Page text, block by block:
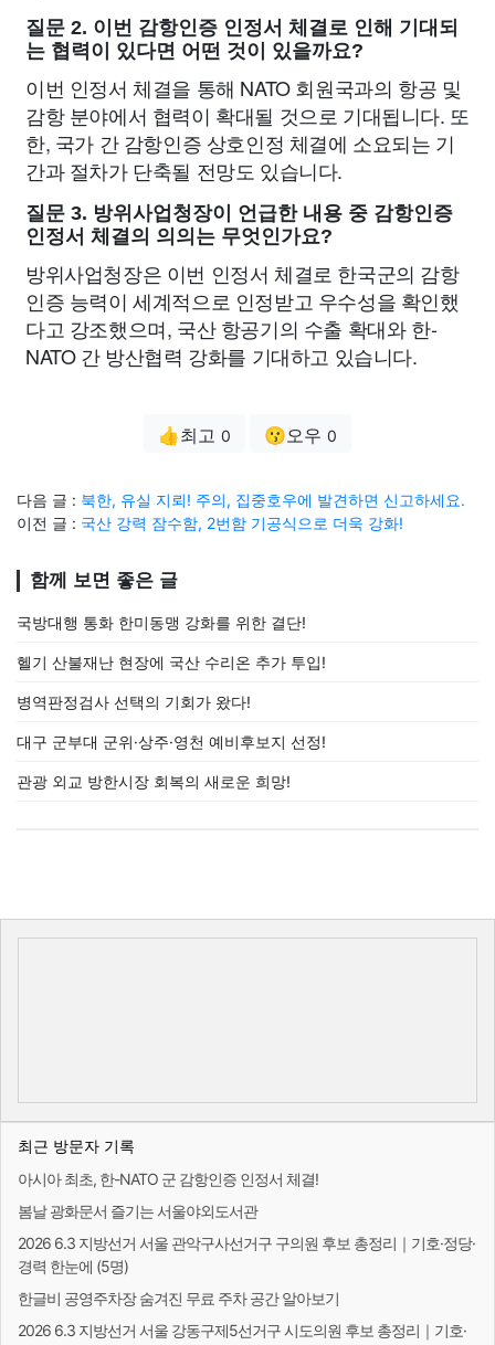
질문 2. 이번 감항인증 인정서 체결로 인해 기대되
는 협력이 있다면 어떤 것이 있을까요?
이번 인정서 체결을 통해 NATO 회원국과의 항공 및
감항 분야에서 협력이 확대될 것으로 기대됩니다. 또
한, 국가 간 감항인증 상호인정 체결에 소요되는 기
간과 절차가 단축될 전망도 있습니다.
질문 3. 방위사업청장이 언급한 내용 중 감항인증
인정서 체결의 의의는 무엇인가요?
방위사업청장은 이번 인정서 체결로 한국군의 감항
인증 능력이 세계적으로 인정받고 우수성을 확인했
다고 강조했으며, 국산 항공기의 수출 확대와 한-
NATO 간 방산협력 강화를 기대하고 있습니다.
👍최고 0 😗오우 0
다음 글 : 북한, 유실 지뢰! 주의, 집중호우에 발견하면 신고하세요.
이전 글 : 국산 강력 잠수함, 2번함 기공식으로 더욱 강화!
함께 보면 좋은 글
국방대행 통화 한미동맹 강화를 위한 결단!
헬기 산불재난 현장에 국산 수리온 추가 투입!
병역판정검사 선택의 기회가 왔다!
대구 군부대 군위·상주·영천 예비후보지 선정!
관광 외교 방한시장 회복의 새로운 희망!
최근 방문자 기록
아시아 최초, 한-NATO 군 감항인증 인정서 체결!
봄날 광화문서 즐기는 서울야외도서관
2026 6.3 지방선거 서울 관악구사선거구 구의원 후보 총정리｜기호·정당·
경력 한눈에 (5명)
한글비 공영주차장 숨겨진 무료 주차 공간 알아보기
2026 6.3 지방선거 서울 강동구제5선거구 시도의원 후보 총정리｜기호·